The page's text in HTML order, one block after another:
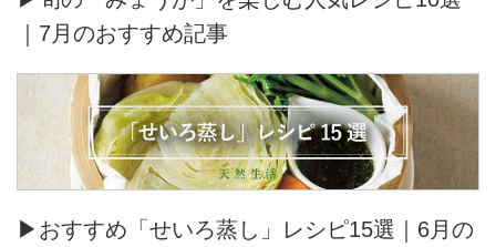
｜7月のおすすめ記事
▶おすすめ「せいろ蒸し」レシピ15選｜6月の